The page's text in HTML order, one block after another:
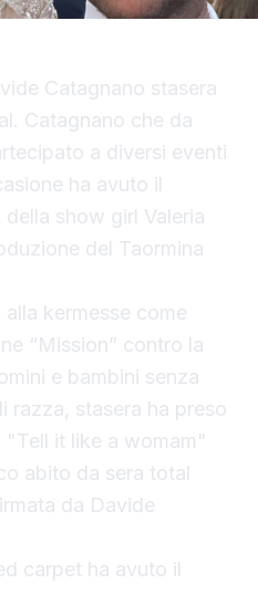
Catagnano stasera
Catagnano che da
a diversi eventi
ha avuto il
show girl Valeria
del Taormina
kermesse come
“Mission” contro la
e bambini senza
razza, stasera ha preso
it like a womam"
abito da sera total
da Davide
carpet ha avuto il